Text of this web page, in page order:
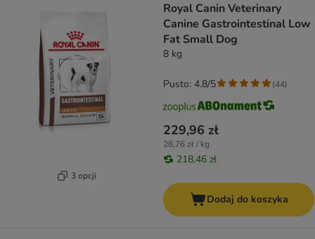
3 opcji
Royal Canin Veterinary
Canine Gastrointestinal Low
Fat Small Dog
8 kg
229,96 zł
28,76 zł / kg
218,46 zł
Pusto: 4.8/5 (44)
Dodaj do koszyka